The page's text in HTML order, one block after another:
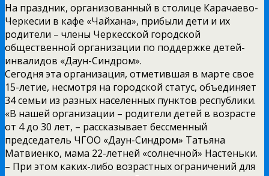
На праздник, организованный в столице Карачаево-
Черкесии в кафе «Чайхана», прибыли дети и их
родители – члены Черкесской городской
общественной организации по поддержке детей-
инвалидов «Даун-Синдром».
Сегодня эта организация, отметившая в марте свое
15-летие, несмотря на городской статус, объединяет
34 семьи из разных населенных пунктов республики.
«В нашей организации – родители детей в возрасте
от 4 до 30 лет, – рассказывает бессменный
председатель ЧГОО «Даун-Синдром» Татьяна
Матвиенко, мама 22-летней «солнечной» Настеньки.
– При этом каких-либо возрастных ограничений для